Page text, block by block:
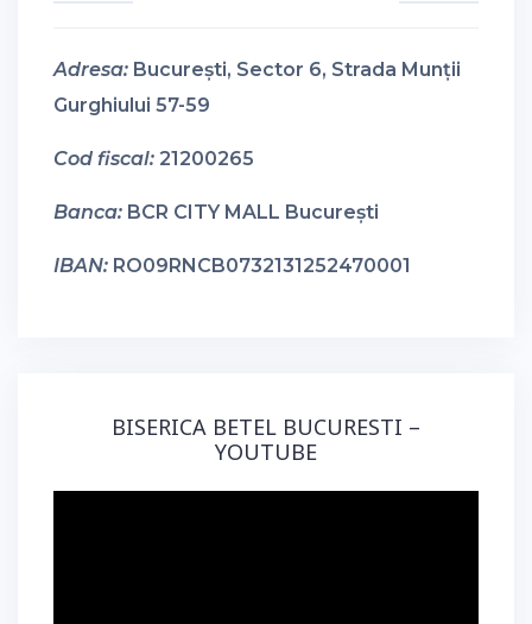
Adresa: București, Sector 6, Strada Munții
Gurghiului 57-59
Cod fiscal: 21200265
Banca: BCR CITY MALL București
IBAN: RO09RNCB0732131252470001
BISERICA BETEL BUCURESTI –
YOUTUBE